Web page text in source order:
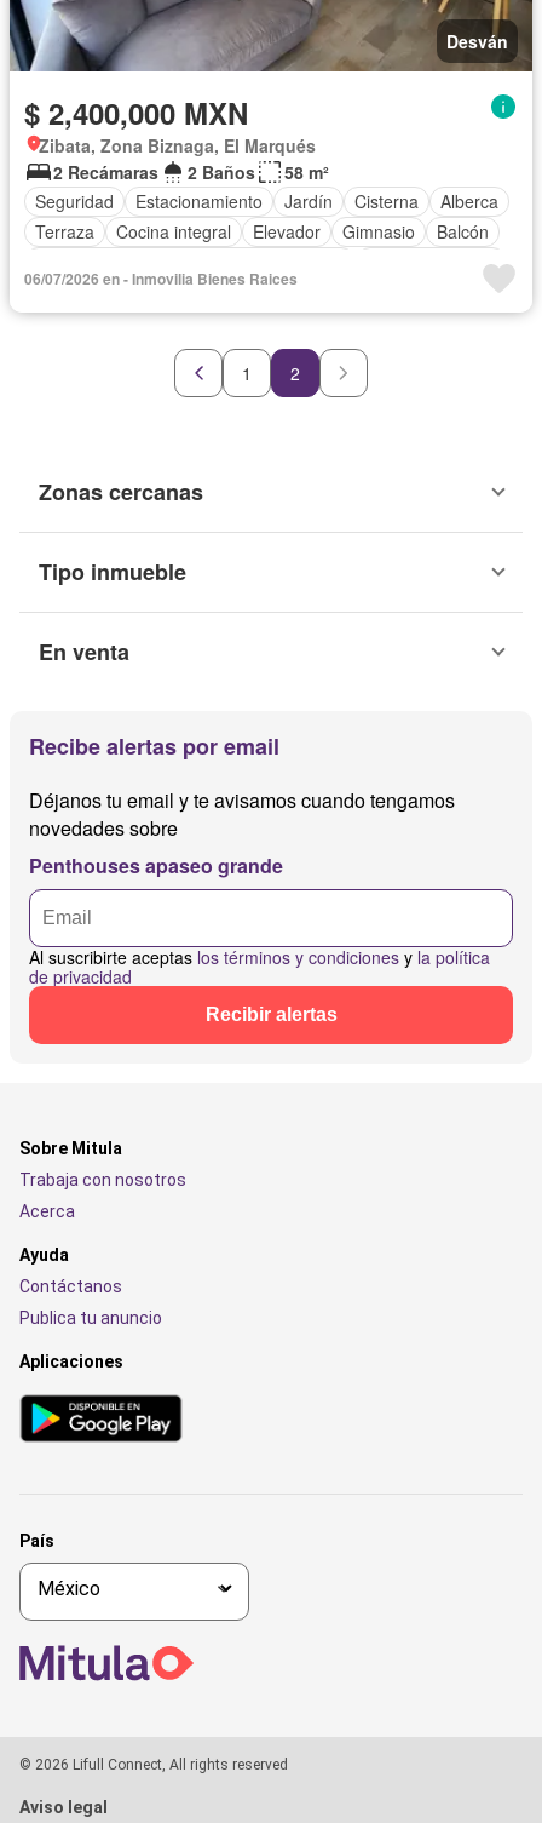
Desván
$ 2,400,000 MXN
Zibata, Zona Biznaga, El Marqués
2 Recámaras
2 Baños
58 m²
Seguridad
Estacionamiento Jardín Cisterna
Alberca
Terraza
Cocina integral Elevador Gimnasio
Balcón
Cocina equipada
Zona infantil
Sala polivalente Internet
Aire acondicionado
Circuito cerrado de televisión
Azotea Jacuzzi
Agua
Televisión por cable
Calefacción Asador
06/07/2026 en - Inmovilia Bienes Raices
1 2
Zonas cercanas
Tipo inmueble
En venta
Recibe alertas por email
Déjanos tu email y te avisamos cuando tengamos
novedades sobre
Penthouses apaseo grande
Al suscribirte aceptas los términos y condiciones y la política
de privacidad
Recibir alertas
Sobre Mitula
Trabaja con nosotros
Acerca
Ayuda
Contáctanos
Publica tu anuncio
Aplicaciones
País
© 2026 Lifull Connect, All rights reserved
Aviso legal